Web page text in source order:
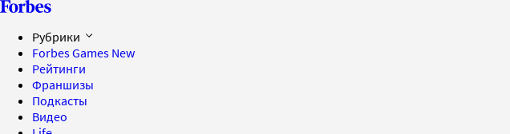
Рубрики
Forbes Games New
Рейтинги
Франшизы
Подкасты
Видео